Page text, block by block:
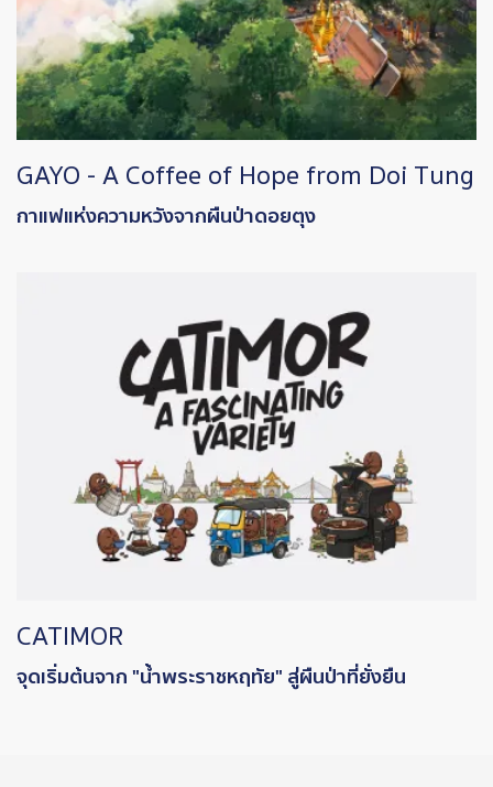
GAYO - A Coffee of Hope from Doi Tung
กาแฟแห่งความหวังจากผืนป่าดอยตุง
CATIMOR
จุดเริ่มต้นจาก "น้ำพระราชหฤทัย" สู่ผืนป่าที่ยั่งยืน